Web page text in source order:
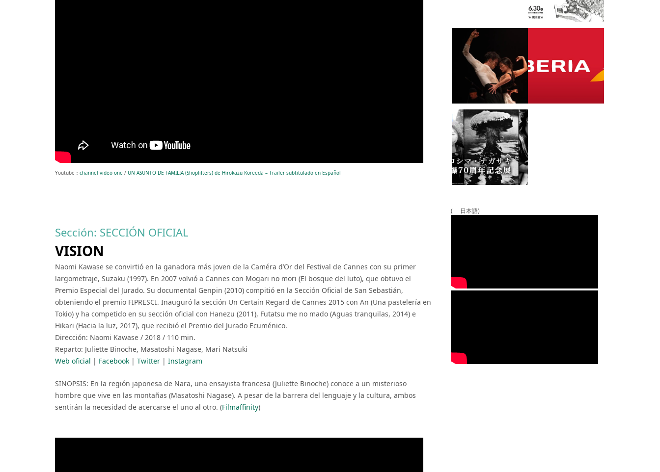
Youtube： channel video one / UN ASUNTO DE FAMILIA (Shoplifters) de Hirokazu Koreeda – Trailer subtitulado en Español
Sección: SECCIÓN OFICIAL
VISION
Naomi Kawase se convirtió en la ganadora más joven de la Caméra d’Or del Festival de Cannes con su primer
largometraje, Suzaku (1997). En 2007 volvió a Cannes con Mogari no mori (El bosque del luto), que obtuvo el
Premio Especial del Jurado. Su documental Genpin (2010) compitió en la Sección Oficial de San Sebastián,
obteniendo el premio FIPRESCI. Inauguró la sección Un Certain Regard de Cannes 2015 con An (Una pastelería en
Tokio) y ha competido en su sección oficial con Hanezu (2011), Futatsu me no mado (Aguas tranquilas, 2014) e
Hikari (Hacia la luz, 2017), que recibió el Premio del Jurado Ecuménico.
Dirección: Naomi Kawase / 2018 / 110 min.
Reparto: Juliette Binoche, Masatoshi Nagase, Mari Natsuki
Web oficial | Facebook | Twitter | Instagram
SINOPSIS: En la región japonesa de Nara, una ensayista francesa (Juliette Binoche) conoce a un misterioso
hombre que vive en las montañas (Masatoshi Nagase). A pesar de la barrera del lenguaje y la cultura, ambos
sentirán la necesidad de acercarse el uno al otro. (Filmaffinity)
( 日本語)